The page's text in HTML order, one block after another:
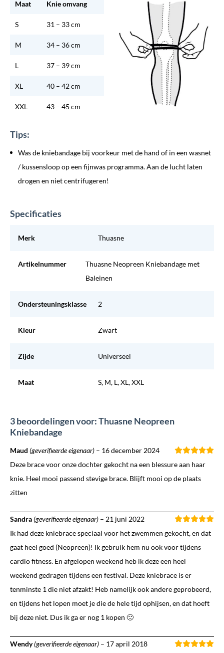
Maat Knie omvang
S 31 – 33 cm
M 34 – 36 cm
L 37 – 39 cm
XL 40 – 42 cm
XXL 43 – 45 cm
Tips:
Was de kniebandage bij voorkeur met de hand of in een wasnet
/ kussensloop op een fijnwas programma. Aan de lucht laten
drogen en niet centrifugeren!
Specificaties
Merk Thuasne
Artikelnummer
Thuasne Neopreen Kniebandage met
Baleinen
Ondersteuningsklasse 2
Kleur Zwart
Zijde Universeel
Maat S, M, L, XL, XXL
3 beoordelingen voor: Thuasne Neopreen
Kniebandage
Maud (geverifieerde eigenaar) – 16 december 2024
Deze brace voor onze dochter gekocht na een blessure aan haar
knie. Heel mooi passend stevige brace. Blijft mooi op de plaats
zitten
Sandra(geverifieerde eigenaar) – 21 juni 2022
Ik had deze kniebrace speciaal voor het zwemmen gekocht, en dat
gaat heel goed (Neopreen)! Ik gebruik hem nu ook voor tijdens
cardio fitness. En afgelopen weekend heb ik deze een heel
weekend gedragen tijdens een festival. Deze kniebrace is er
tenminste 1 die niet afzakt! Heb namelijk ook andere geprobeerd,
en tijdens het lopen moet je die de hele tijd ophijsen, en dat hoeft
bij deze niet. Dus ik ga er nog 1 kopen 🙂
Wendy(geverifieerde eigenaar) – 17 april 2018